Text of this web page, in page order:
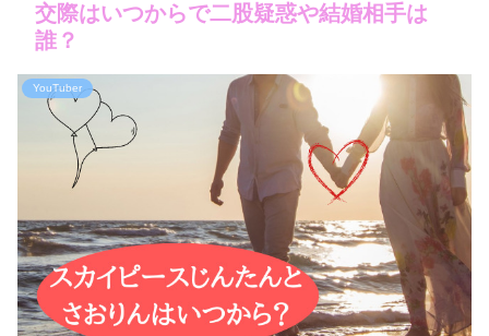
交際はいつからで二股疑惑や結婚相手は
誰？
YouTuber